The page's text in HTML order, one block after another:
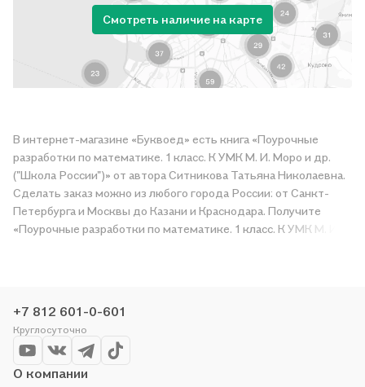
Смотреть наличие на карте
В интернет-магазине «Буквоед» есть книга «Поурочные
разработки по математике. 1 класс. К УМК М. И. Моро и др.
("Школа России")» от автора Ситникова Татьяна Николаевна.
Сделать заказ можно из любого города России: от Санкт-
Петербурга и Москвы до Казани и Краснодара. Получите
«Поурочные разработки по математике. 1 класс. К УМК М. И.
Оставайтесь с нами, чтобы не упустить выгоду!
+7 812 601-0-601
Круглосуточно
О компании